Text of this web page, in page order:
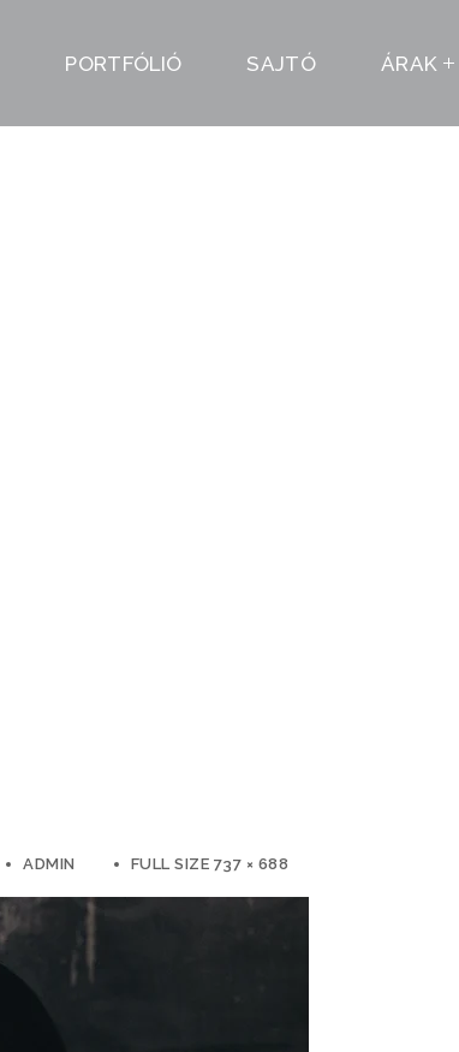
PORTFÓLIÓ SAJTÓ ÁRAK
ADMIN FULL SIZE 737 × 688